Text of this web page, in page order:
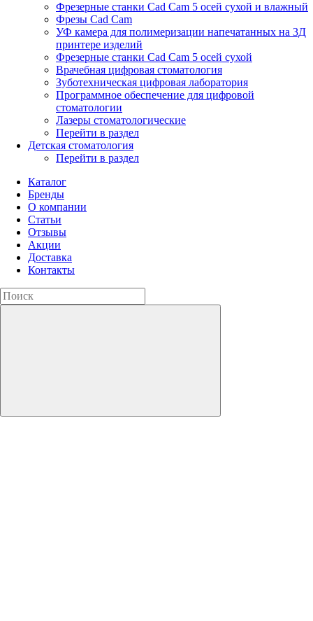
Фрезерные станки Cad Cam 5 осей сухой и влажный
Фрезы Cad Cam
УФ камера для полимеризации напечатанных на 3Д
принтере изделий
Фрезерные станки Cad Cam 5 осей сухой
Врачебная цифровая стоматология
Зуботехническая цифровая лаборатория
Программное обеспечение для цифровой
стоматологии
Лазеры стоматологические
Перейти в раздел
Детская стоматология
Перейти в раздел
Каталог
Бренды
О компании
Статьи
Отзывы
Акции
Доставка
Контакты